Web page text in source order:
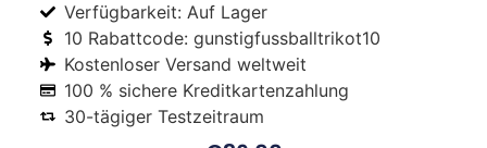
Verfügbarkeit: Auf Lager
10 Rabattcode: gunstigfussballtrikot10
Kostenloser Versand weltweit
100 % sichere Kreditkartenzahlung
30-tägiger Testzeitraum